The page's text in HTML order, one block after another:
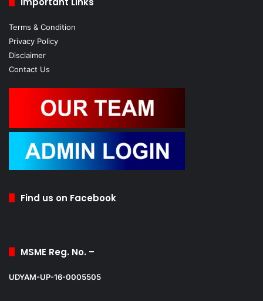
Terms & Condition
Privacy Policy
Disclaimer
Contact Us